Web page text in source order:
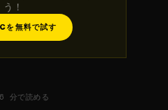
う！
を無料で試す
6 分で読める